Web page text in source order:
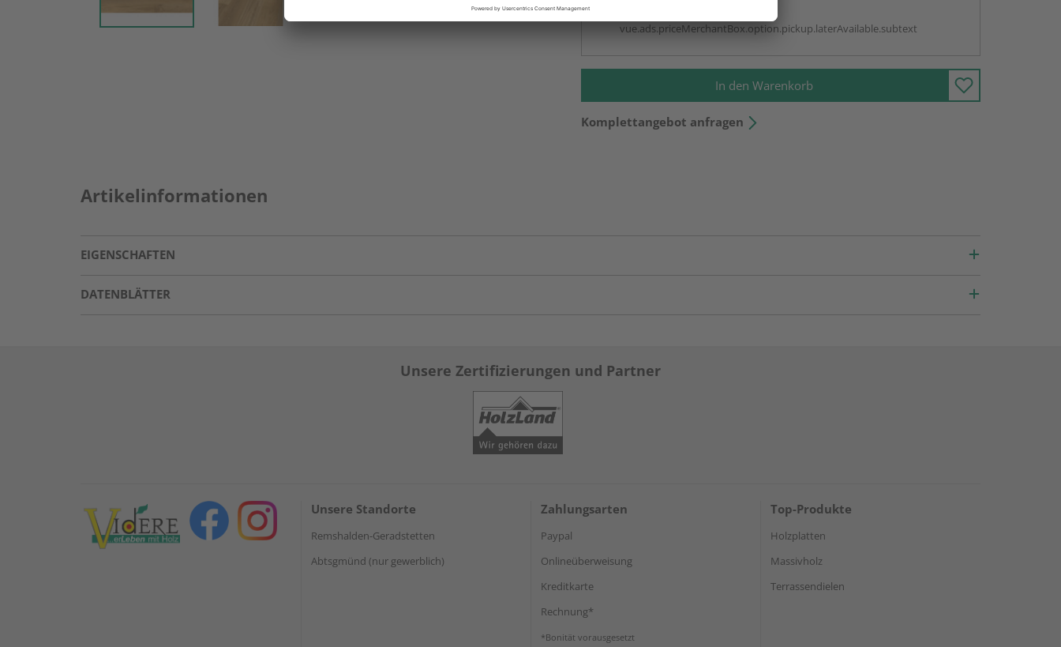
vue.ads.priceMerchantBox.option.pickup.laterAvailable.subtext
In den Warenkorb
Komplettangebot anfragen
Artikelinformationen
EIGENSCHAFTEN
DATENBLÄTTER
Unsere Zertifizierungen und Partner
Unsere Standorte
Remshalden-Geradstetten
Abtsgmünd (nur gewerblich)
Zahlungsarten
Paypal
Onlineüberweisung
Kreditkarte
Rechnung*
*Bonität vorausgesetzt
Top-Produkte
Holzplatten
Massivholz
Terrassendielen